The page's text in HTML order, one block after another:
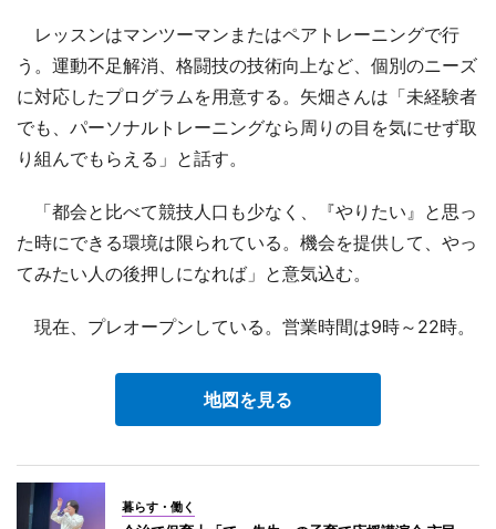
レッスンはマンツーマンまたはペアトレーニングで行
う。運動不足解消、格闘技の技術向上など、個別のニーズ
に対応したプログラムを用意する。矢畑さんは「未経験者
でも、パーソナルトレーニングなら周りの目を気にせず取
り組んでもらえる」と話す。
「都会と比べて競技人口も少なく、『やりたい』と思っ
た時にできる環境は限られている。機会を提供して、やっ
てみたい人の後押しになれば」と意気込む。
現在、プレオープンしている。営業時間は9時～22時。
地図を見る
暮らす・働く